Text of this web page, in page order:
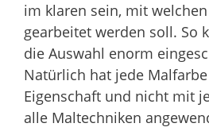
im klaren sein, mit
gearbeitet werden soll. So
die Auswahl enorm
Natürlich hat jede
Eigenschaft und nicht mit
alle Maltechniken